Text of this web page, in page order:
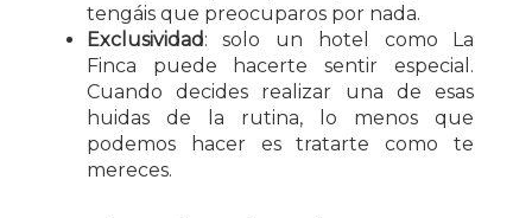
tengáis que preocuparos por nada.
Exclusividad: solo un hotel como La
Finca puede hacerte sentir especial.
Cuando decides realizar una de esas
huidas de la rutina, lo menos que
podemos hacer es tratarte como te
mereces.